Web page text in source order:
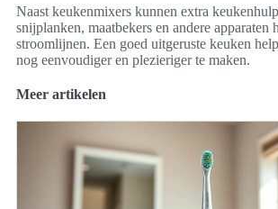
Naast keukenmixers kunnen extra
snijplanken, maatbekers en andere apparaten
stroomlijnen. Een goed uitgeruste keuken
nog eenvoudiger en plezieriger te maken.
Meer artikelen